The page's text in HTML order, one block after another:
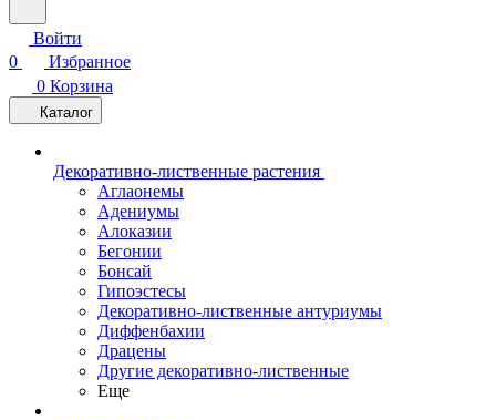
Войти
0
Избранное
0 Корзина
Каталог
Декоративно-лиственные растения
Аглаонемы
Адениумы
Алоказии
Бегонии
Бонсай
Гипоэстесы
Декоративно-лиственные антуриумы
Диффенбахии
Драцены
Другие декоративно-лиственные
Еще